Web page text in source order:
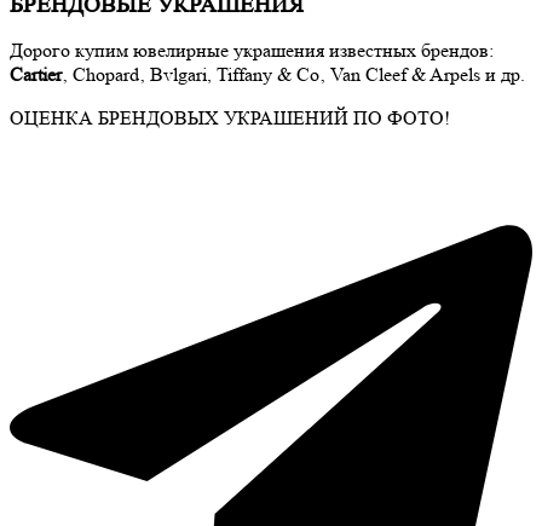
БРЕНДОВЫЕ УКРАШЕНИЯ
Дорого купим ювелирные украшения известных брендов:
Cartier‚ Chopard‚ Bvlgari, Tiffany & Co‚ Van Cleef & Arpels и др.
ОЦЕНКА БРЕНДОВЫХ УКРАШЕНИЙ ПО ФОТО!